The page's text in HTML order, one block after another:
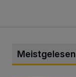
Meistgelesen